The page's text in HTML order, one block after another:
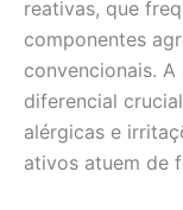
reativas, que
componentes
convencionais.
diferencial
alérgicas e
ativos atuem de